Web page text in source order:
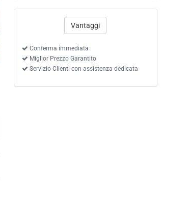
Vantaggi
Conferma immediata
Miglior Prezzo Garantito
Servizio Clienti con assistenza dedicata